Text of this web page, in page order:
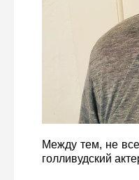
Между тем, не
голливудский